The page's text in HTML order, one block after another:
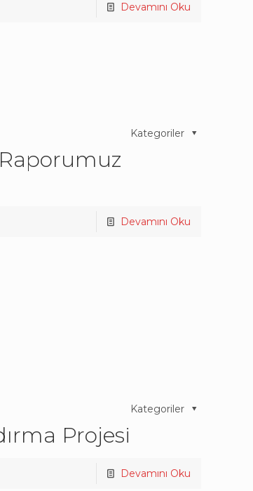
Devamını Oku
Kategoriler
Devamını Oku
Kategoriler
Projesi
Devamını Oku